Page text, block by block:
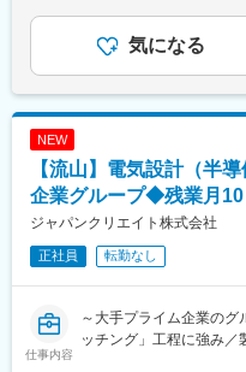
■会社・求人の魅力：
・当社製品は日野自動
エレベーターなどに採
・日野自動車をはじめ
など当社の製品は採用さ
ション部品であるスタビ
・職場の雰囲気は非常
内には様々なサークル
（2023年度実績）と働
気になる
NEW
【流山】電気設計（半
企業グループ◆残業月
ジャパンクリエイト株式会社
正社員 転勤なし
仕事内容
～大手プライム企業のグ
ッチング」工程に強み／